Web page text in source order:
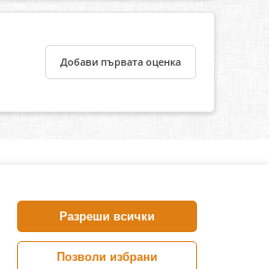
Добави първата оценка
аптека и част от аптеки
30 години се грижат за здравето на
Разреши всички
Позволи избрани